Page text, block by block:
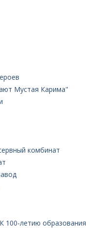
Мустая Карима"
комбинат
100-летию образования